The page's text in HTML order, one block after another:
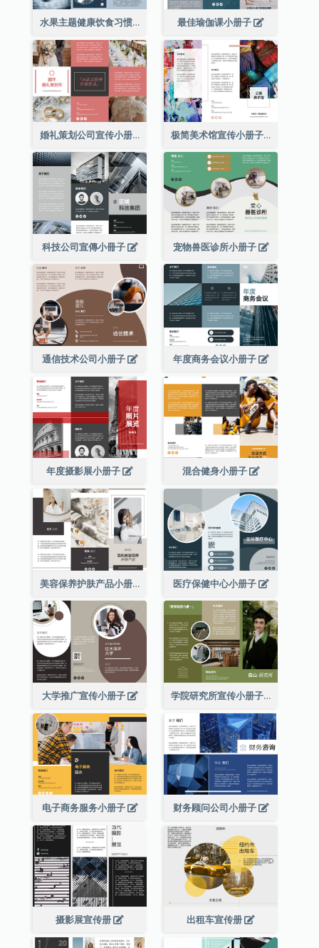
水果主题健康饮食习惯小册子 最佳瑜伽课小册子
婚礼策划公司宣传小册子 极简美术馆宣传小册子
科技公司宣傳小冊子 宠物兽医诊所小册子
通信技术公司小册子 年度商务会议小册子
年度摄影展小册子 混合健身小册子
美容保养护肤产品小册子 医疗保健中心小册子
大学推广宣传小册子 学院研究所宣传小册子
电子商务服务小册子 财务顾问公司小册子
摄影展宣传册 出租车宣传册